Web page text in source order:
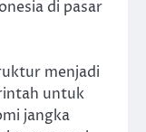
di pasar
menjadi
untuk
jangka